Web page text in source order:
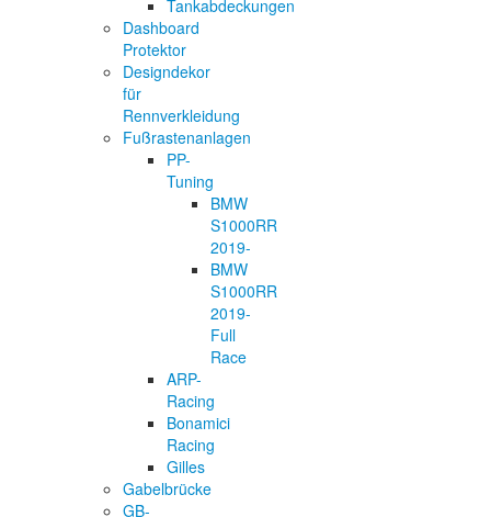
Tankabdeckungen
Dashboard
Protektor
Designdekor
für
Rennverkleidung
Fußrastenanlagen
PP-
Tuning
BMW
S1000RR
2019-
BMW
S1000RR
2019-
Full
Race
ARP-
Racing
Bonamici
Racing
Gilles
Gabelbrücke
GB-